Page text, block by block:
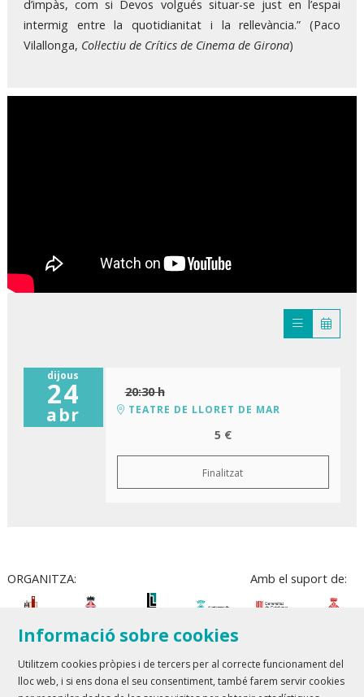
d’impàs, com si Devos volgués situar-se just en l’espai
intermig entre la quotidianitat i la rellevància.” (Paco
Vilallonga, Col·lectiu de Crítics de Cinema de Girona)
dijous
24
abr
20:30 h
TEATRE DE LLORET DE MAR
5 €
Finalitzat
ORGANITZA: Amb el suport de:
Teatre Lloret de Mar| T 972 361 835
Informació sobre cookies
Utilitzem cookies pròpies i de tercers per al correcte funcionament del
lloc web, i si ens dona el seu consentiment, també farem servir cookies